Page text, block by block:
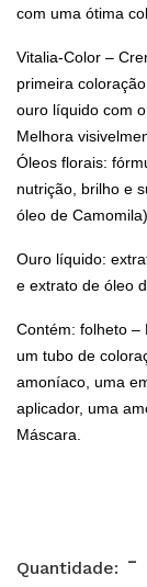
com uma ótima
Vitalia-Color –
primeira
ouro líquido com
Melhora
Óleos florais:
nutrição, brilho e
óleo de
Ouro líquido:
e extrato de óleo
Contém: folheto –
um tubo de
amoníaco, uma
aplicador, uma
Máscara.
Quantidade: -